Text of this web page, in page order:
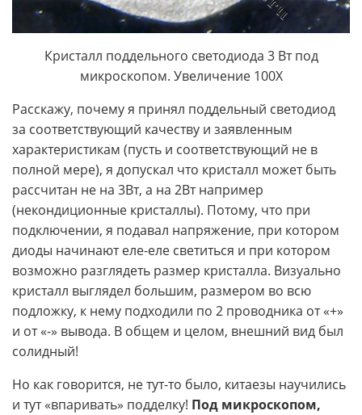
Кристалл поддельного светодиода 3 Вт под
микроскопом. Увеличение 100Х
Расскажу, почему я принял поддельный светодиод
за соответствующий качеству и заявленным
характеристикам (пусть и соответствующий не в
полной мере), я допускал что кристалл может быть
рассчитан не на 3Вт, а на 2Вт например
(некондиционные кристаллы). Потому, что при
подключении, я подавал напряжение, при котором
диоды начинают еле-еле светиться и при котором
возможно разглядеть размер кристалла. Визуально
кристалл выглядел большим, размером во всю
подложку, к нему подходили по 2 проводника от «+»
и от «-» вывода. В общем и целом, внешний вид был
солидный!
Но как говорится, не тут-то было, китаезы научились
и тут «впаривать» подделку! Под микроскопом,